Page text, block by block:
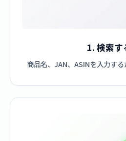
1. 検索す
商品名、JAN、ASINを入力する